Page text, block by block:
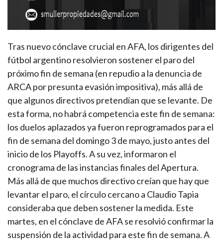
Tras nuevo cónclave crucial en AFA, los dirigentes del
fútbol argentino resolvieron sostener el paro del
próximo fin de semana (en repudio a la denuncia de
ARCA por presunta evasión impositiva), más allá de
que algunos directivos pretendían que se levante. De
esta forma, no habrá competencia este fin de semana:
los duelos aplazados ya fueron reprogramados para el
fin de semana del domingo 3 de mayo, justo antes del
inicio de los Playoffs. A su vez, informaron el
cronograma de las instancias finales del Apertura.
Más allá de que muchos directivo creían que hay que
levantar el paro, el círculo cercano a Claudio Tapia
consideraba que deben sostener la medida. Este
martes, en el cónclave de AFA se resolvió confirmar la
suspensión de la actividad para este fin de semana. A